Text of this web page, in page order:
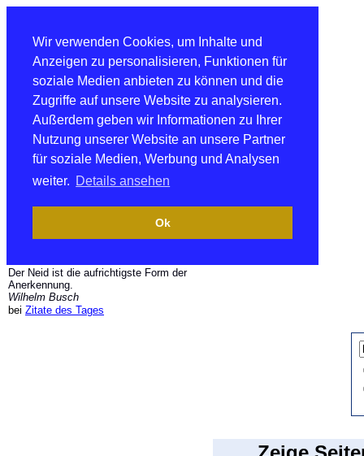
Wir verwenden Cookies, um Inhalte und
Anzeigen zu personalisieren, Funktionen für
soziale Medien anbieten zu können und die
Zugriffe auf unsere Website zu analysieren.
Außerdem geben wir Informationen zu Ihrer
Nutzung unserer Website an unsere Partner
für soziale Medien, Werbung und Analysen
weiter. Details ansehen
Ok
Der Neid ist die aufrichtigste Form der
Anerkennung.
Wilhelm Busch
bei Zitate des Tages